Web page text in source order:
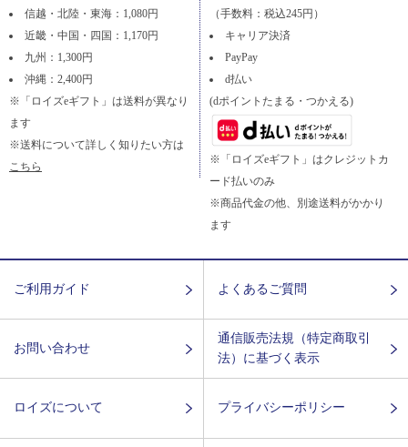
信越・北陸・東海：1,080円
近畿・中国・四国：1,170円
九州：1,300円
沖縄：2,400円
※「ロイズeギフト」は送料が異なり
ます
※送料について詳しく知りたい方は
こちら
（手数料：税込245円）
キャリア決済
PayPay
d払い
(dポイントたまる・つかえる)
※「ロイズeギフト」はクレジットカ
ード払いのみ
※商品代金の他、別途送料がかかり
ます
ご利用ガイド よくあるご質問
お問い合わせ
通信販売法規（特定商取引
法）に基づく表示
ロイズについて プライバシーポリシー